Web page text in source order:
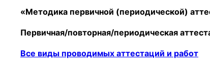
«Методика первичной (периодической)
Первичная/повторная/периодическая
Все виды проводимых аттестаций и работ